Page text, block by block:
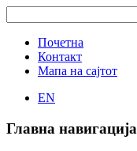
Почетна
Контакт
Мапа на сајтот
EN
Главна навигација